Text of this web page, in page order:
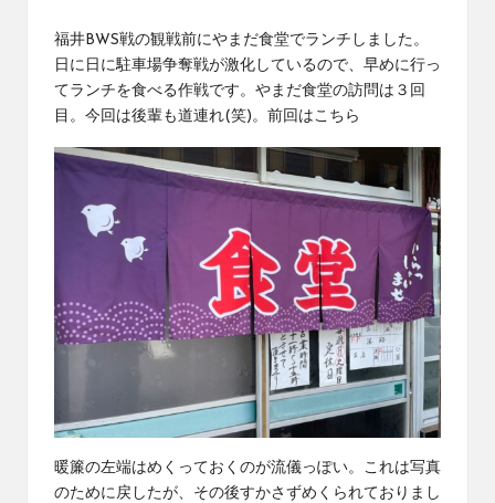
福井BWS戦の観戦前にやまだ食堂でランチしました。
日に日に駐車場争奪戦が激化しているので、早めに行っ
てランチを食べる作戦です。やまだ食堂の訪問は３回
目。今回は後輩も道連れ(笑)。 前回はこちら
暖簾の左端はめくっておくのが流儀っぽい。これは写真
のために戻したが、その後すかさずめくられておりまし